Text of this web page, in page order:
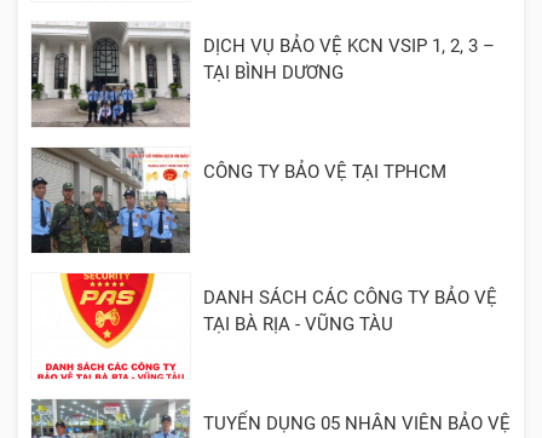
DỊCH VỤ BẢO VỆ KCN VSIP 1, 2, 3 –
TẠI BÌNH DƯƠNG
CÔNG TY BẢO VỆ TẠI TPHCM
DANH SÁCH CÁC CÔNG TY BẢO VỆ
TẠI BÀ RỊA - VŨNG TÀU
TUYỂN DỤNG 05 NHÂN VIÊN BẢO VỆ